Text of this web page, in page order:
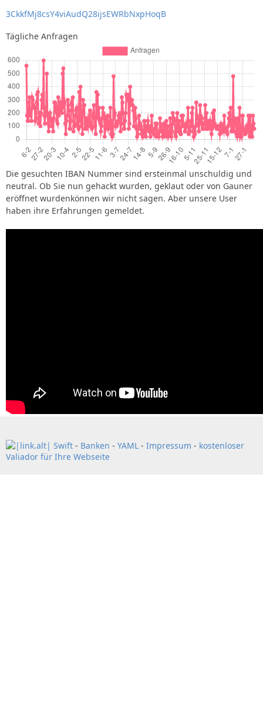
3CkkfMj8csY4viAudQ28ijsEWRbNxpHoqB
Tägliche Anfragen
Die gesuchten IBAN Nummer sind ersteinmal unschuldig und
neutral. Ob Sie nun gehackt wurden, geklaut oder von Gauner
eröffnet wurdenkönnen wir nicht sagen. Aber unsere User
haben ihre Erfahrungen gemeldet.
Swift - Banken - YAML - Impressum - kostenloser
Valiador für Ihre Webseite